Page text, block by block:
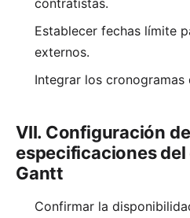
Establecer fechas límite
externos.
Integrar los
VII. Configuración
especificaciones del
Gantt
Confirmar la